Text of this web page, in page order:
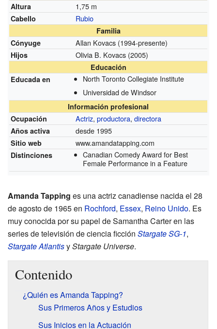
Altura
1,75 m
Cabello Rubio
Familia
Cónyuge
Allan Kovacs (1994-presente)
Hijos Olivia B. Kovacs (2005)
Educación
Educada en
North Toronto Collegiate Institute
Universidad de Windsor
Información profesional
Ocupación
Actriz,productora,directora
Años activa desde 1995
Sitio web www.amandatapping.com
Distinciones
Canadian Comedy Award for Best
Female Performance in a Feature
Amanda Tapping es una actriz canadiense nacida el 28
de agosto de 1965 en Rochford, Essex, Reino Unido. Es
muy conocida por su papel de Samantha Carter en las
series de televisión de ciencia ficción Stargate SG-1,
Stargate AtlantisyStargate Universe.
Contenido
¿Quién es Amanda Tapping?
Sus Primeros Años y Estudios
Sus Inicios en la Actuación